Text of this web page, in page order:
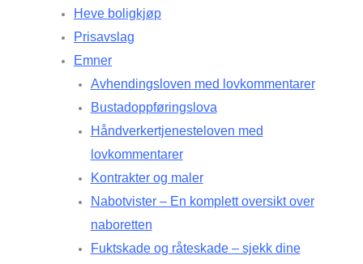
Heve boligkjøp
Prisavslag
Emner
Avhendingsloven med lovkommentarer
Bustadoppføringslova
Håndverkertjenesteloven med
lovkommentarer
Kontrakter og maler
Nabotvister – En komplett oversikt over
naboretten
Fuktskade og råteskade – sjekk dine